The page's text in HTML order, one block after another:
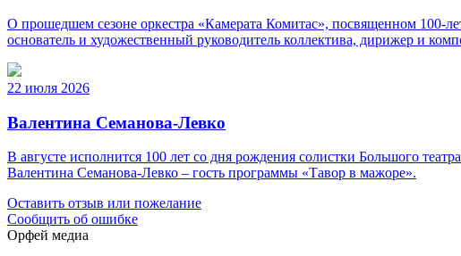
О прошедшем сезоне оркестра «Камерата Комитас», посвященном 100-
основатель и художественный руководитель коллектива, дирижер и
22 июля 2026
Валентина Семанова-Левко
В августе исполнится 100 лет со дня рождения солистки Большого
Валентина Семанова-Левко – гость программы «Тавор в мажоре».
Оставить отзыв или пожелание
Сообщить об ошибке
Орфей медиа